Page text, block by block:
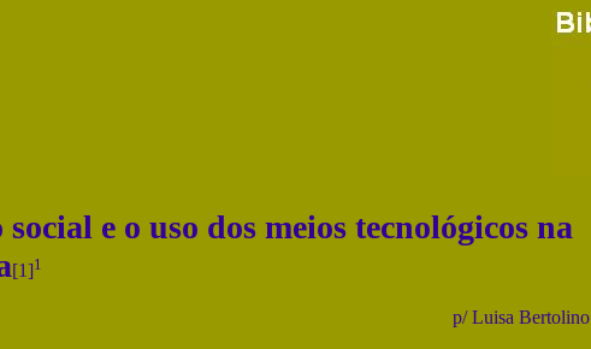
e o uso dos meios tecnológicos na
[1]1
p/ Luisa Bertolino